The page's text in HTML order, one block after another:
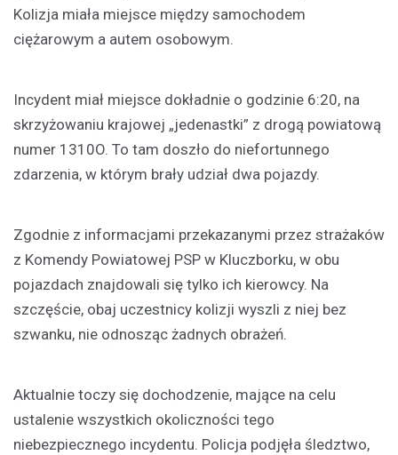
Kolizja miała miejsce między samochodem
ciężarowym a autem osobowym.
Incydent miał miejsce dokładnie o godzinie 6:20, na
skrzyżowaniu krajowej „jedenastki” z drogą powiatową
numer 1310O. To tam doszło do niefortunnego
zdarzenia, w którym brały udział dwa pojazdy.
Zgodnie z informacjami przekazanymi przez strażaków
z Komendy Powiatowej PSP w Kluczborku, w obu
pojazdach znajdowali się tylko ich kierowcy. Na
szczęście, obaj uczestnicy kolizji wyszli z niej bez
szwanku, nie odnosząc żadnych obrażeń.
Aktualnie toczy się dochodzenie, mające na celu
ustalenie wszystkich okoliczności tego
niebezpiecznego incydentu. Policja podjęła śledztwo,